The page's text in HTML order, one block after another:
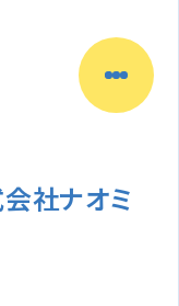
社ナオミ